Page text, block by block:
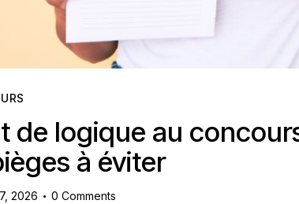
de logique au
à éviter
2026 0 Comments